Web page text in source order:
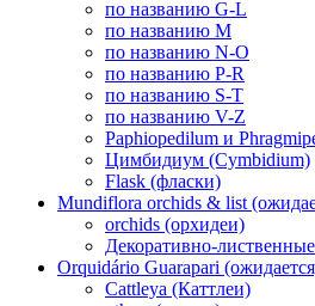
по названию G-L
по названию M
по названию N-O
по названию P-R
по названию S-T
по названию V-Z
Paphiopedilum и
Цимбидиум (Cymbidium)
Flask (фласки)
Mundiflora orchids & list
orchids (орхидеи)
Декоративно-лиственные
Orquidário Guarapari
Cattleya (Каттлеи)